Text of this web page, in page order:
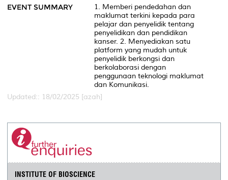
EVENT SUMMARY
1. Memberi pendedahan dan
maklumat terkini kepada para
pelajar dan penyelidik tentang
penyelidikan dan pendidikan
kanser. 2. Menyediakan satu
platform yang mudah untuk
penyelidik berkongsi dan
berkolaborasi dengan
penggunaan teknologi maklumat
dan Komunikasi.
Updated:: 18/02/2025 [azah]
INSTITUTE OF BIOSCIENCE